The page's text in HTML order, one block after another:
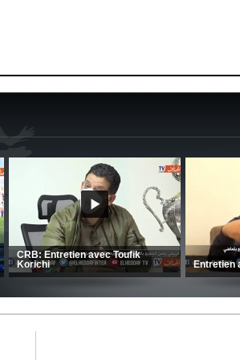
CSC: La préparation des hommes
d’Amrani se poursuit en Tunisie
le large
au FC